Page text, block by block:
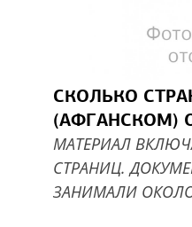
СКОЛЬКО
(АФГАНСКОМ)
МАТЕРИАЛ
СТРАНИЦ.
ЗАНИМАЛИ